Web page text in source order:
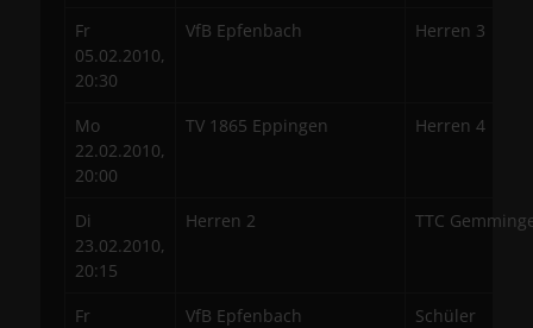
Fr
05.02.2010,
20:30
VfB Epfenbach Herren 3
Mo
22.02.2010,
20:00
TV 1865 Eppingen Herren 4
Di
23.02.2010,
20:15
Herren 2 TTC
Fr
VfB Epfenbach Schüler